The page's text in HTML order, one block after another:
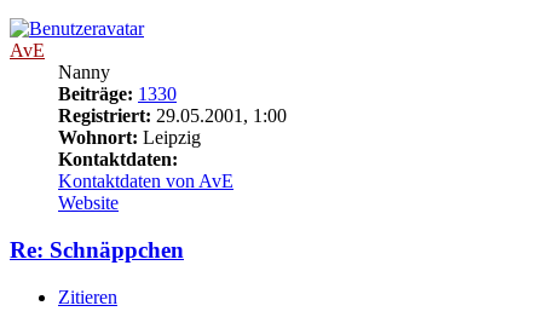
AvE
Nanny
Beiträge: 1330
Registriert: 29.05.2001, 1:00
Wohnort: Leipzig
Kontaktdaten:
Kontaktdaten von AvE
Website
Re: Schnäppchen
Zitieren